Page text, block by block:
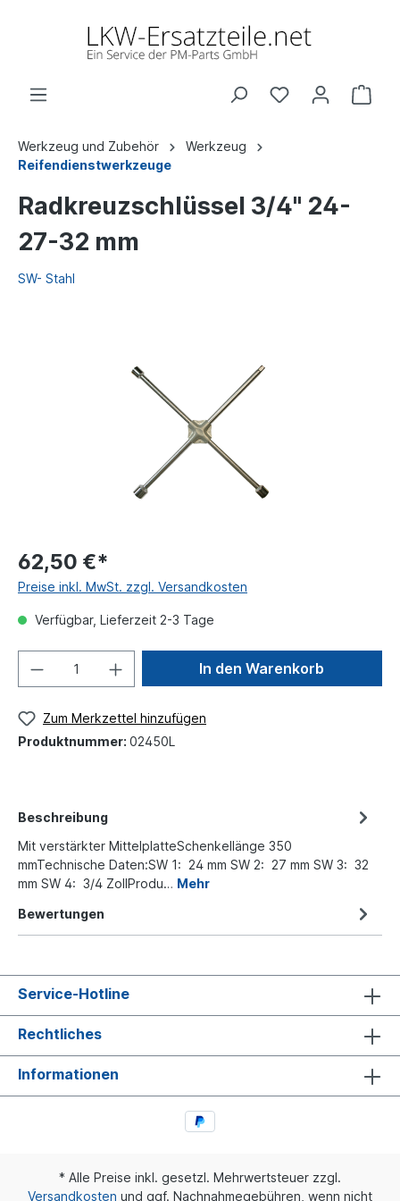
Werkzeug und Zubehör
Werkzeug
Reifendienstwerkzeuge
Radkreuzschlüssel 3/4" 24-
27-32 mm
SW- Stahl
62,50 €*
Preise inkl. MwSt. zzgl. Versandkosten
Verfügbar, Lieferzeit 2-3 Tage
In den Warenkorb
Zum Merkzettel hinzufügen
Produktnummer: 02450L
Beschreibung
Mit verstärkter MittelplatteSchenkellänge 350
mmTechnische Daten:SW 1: 24 mm SW 2: 27 mm SW 3: 32
mm SW 4: 3/4 ZollProdu… Mehr
Bewertungen
Service-Hotline
Rechtliches
Informationen
* Alle Preise inkl. gesetzl. Mehrwertsteuer zzgl.
Versandkosten und ggf. Nachnahmegebühren, wenn nicht